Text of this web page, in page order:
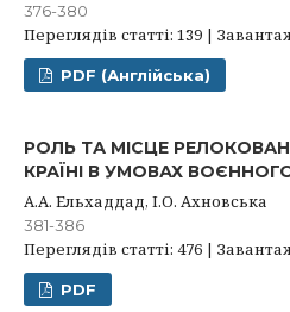
376-380
Переглядів статті: 139 |
PDF (Англійська)
РОЛЬ ТА МІСЦЕ
КРАЇНІ В УМОВАХ
А.А. Ельхаддад, І.О. Ахновська
381-386
Переглядів статті: 476 |
PDF